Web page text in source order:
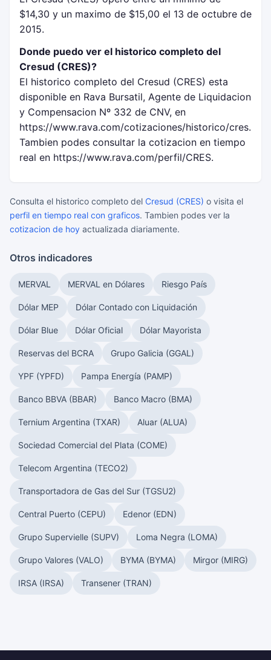
$14,30 y un maximo de $15,00 el 13 de octubre de
2015.
Donde puedo ver el historico completo del
Cresud (CRES)?
El historico completo del Cresud (CRES) esta
disponible en Rava Bursatil, Agente de Liquidacion
y Compensacion Nº 332 de CNV, en
https://www.rava.com/cotizaciones/historico/cres.
Tambien podes consultar la cotizacion en tiempo
real en https://www.rava.com/perfil/CRES.
Consulta el historico completo del Cresud (CRES) o visita el
perfil en tiempo real con graficos. Tambien podes ver la
cotizacion de hoy actualizada diariamente.
Otros indicadores
MERVAL MERVAL en Dólares Riesgo País
Dólar MEP Dólar Contado con Liquidación
Dólar Blue Dólar Oficial Dólar Mayorista
Reservas del BCRA Grupo Galicia (GGAL)
YPF (YPFD) Pampa Energía (PAMP)
Banco BBVA (BBAR) Banco Macro (BMA)
Ternium Argentina (TXAR) Aluar (ALUA)
Sociedad Comercial del Plata (COME)
Telecom Argentina (TECO2)
Transportadora de Gas del Sur (TGSU2)
Central Puerto (CEPU) Edenor (EDN)
Grupo Supervielle (SUPV) Loma Negra (LOMA)
Grupo Valores (VALO) BYMA (BYMA) Mirgor (MIRG)
IRSA (IRSA) Transener (TRAN)